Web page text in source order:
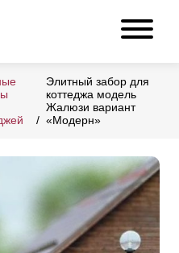
Элитный забор для
коттеджа модель
Жалюзи вариант
«Модерн»